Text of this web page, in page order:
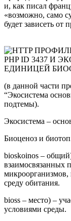
и, как писал
«возможно, само
будет зависеть от
(в данной части
“Экосистема
подтемы).
Экосистема –
Биоценоз и
bioskoinos –
взаимосвязанных
среду обитания.
bioss – место) –
условиями среды.